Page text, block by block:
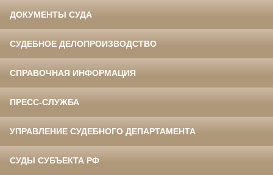
ДОКУМЕНТЫ СУДА
СУДЕБНОЕ ДЕЛОПРОИЗВОДСТВО
СПРАВОЧНАЯ ИНФОРМАЦИЯ
ПРЕСС-СЛУЖБА
УПРАВЛЕНИЕ СУДЕБНОГО ДЕПАРТАМЕНТА
СУДЫ СУБЪЕКТА РФ